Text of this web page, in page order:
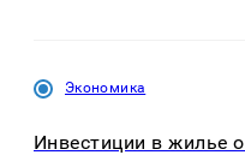
Экономика
Инвестиции в жилье